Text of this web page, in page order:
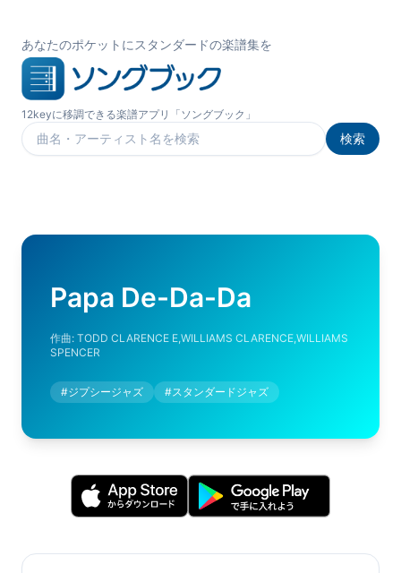
あなたのポケットにスタンダードの楽譜集を
12keyに移調できる楽譜アプリ「ソングブック」
楽曲を検索
検索
Papa De-Da-Da
作曲: TODD CLARENCE E,WILLIAMS CLARENCE,WILLIAMS
SPENCER
#ジプシージャズ #スタンダードジャズ